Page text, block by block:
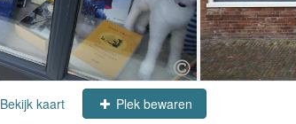
Bekijk kaart Plek bewaren